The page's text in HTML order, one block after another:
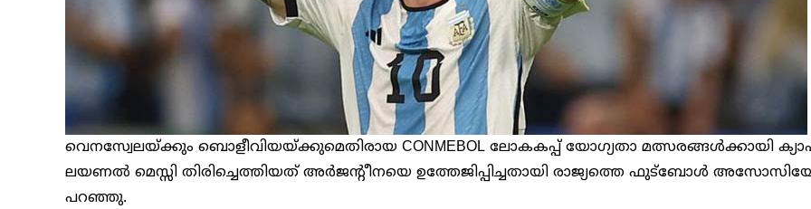
വെനസ്വേലയ്ക്കും ബൊളീവിയയ്ക്കുമെതിരായ CONMEBOL ലോകകപ്പ് യോഗ്യതാ മത്സരങ്ങൾക്കായി
ലയണൽ മെസ്സി തിരിച്ചെത്തിയത് അർജൻ്റീനയെ ഉത്തേജിപ്പിച്ചതായി രാജ്യത്തെ ഫുട്ബോൾ
പറഞ്ഞു.